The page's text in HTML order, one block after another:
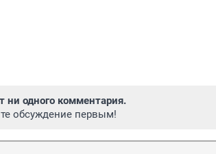
ни одного комментария.
обсуждение первым!